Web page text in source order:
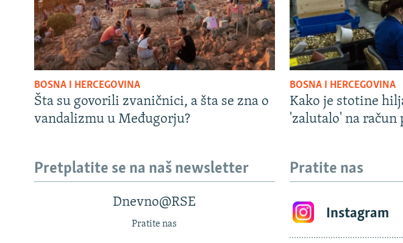
BOSNA I HERCEGOVINA
Šta su govorili zvaničnici, a šta se zna o
vandalizmu u Međugorju?
BOSNA I HERCEGOVINA
Kako je stotine
'zalutalo' na račun
Pretplatite se na naš newsletter
Dnevno@RSE
Pratite nas
Pratite nas
Instagram